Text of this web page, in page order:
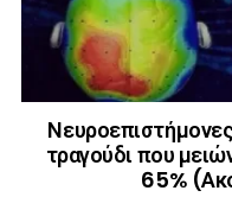
τραγούδι που
65%